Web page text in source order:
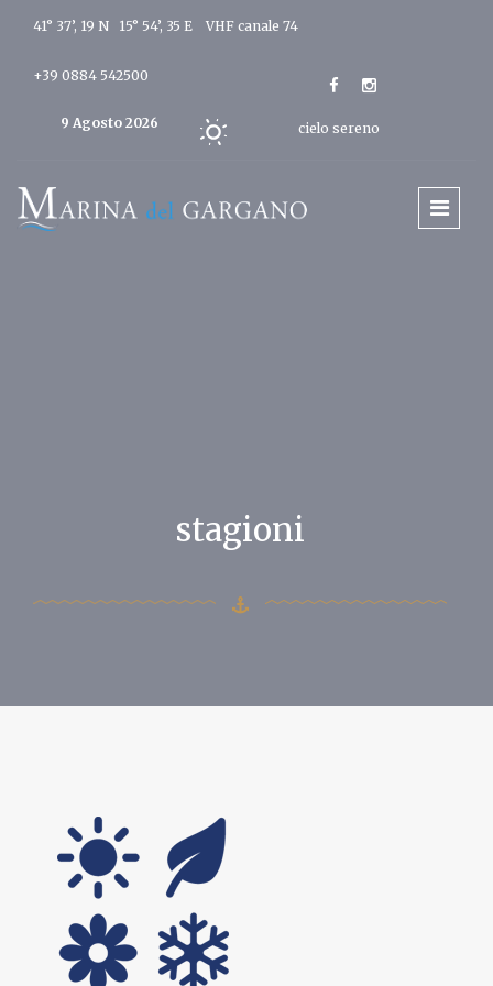
41° 37’, 19 N 15° 54’, 35 E VHF canale 74
+39 0884 542500
9 Agosto 2026 cielo sereno
stagioni